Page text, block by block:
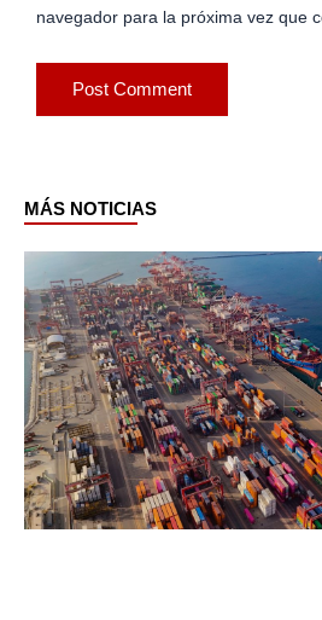
navegador para la próxima vez que
MÁS NOTICIAS
PagePage PagePage